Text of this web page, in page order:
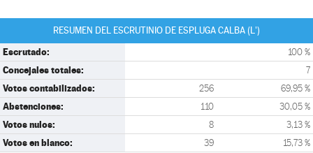
RESUMEN DEL ESCRUTINIO DE ESPLUGA CALBA (L')
Escrutado: 100 %
Concejales totales: 7
Votos contabilizados: 256 69,95 %
Abstenciones: 110 30,05 %
Votos nulos: 8 3,13 %
Votos en blanco: 39 15,73 %